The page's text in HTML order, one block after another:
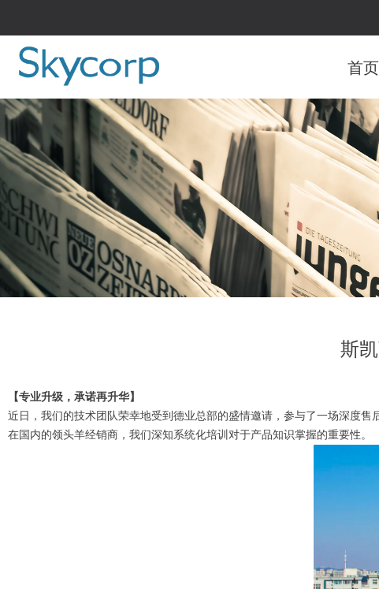
首页
斯
【专业升级，承诺再升华】
近日，我们的技术团队荣幸地受到德业总部的盛情邀请，参与了一场深度
在国内的领头羊经销商，我们深知系统化培训对于产品知识掌握的重要性。